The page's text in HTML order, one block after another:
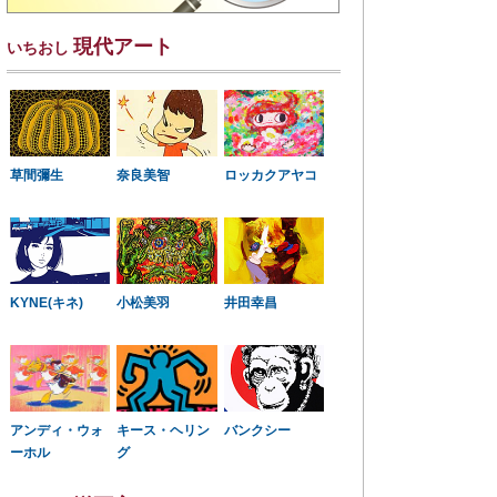
いちおし 現代アート
草間彌生 奈良美智 ロッカクアヤコ
KYNE(キネ) 小松美羽 井田幸昌
アンディ・ウォ
ーホル
キース・ヘリン
グ
バンクシー